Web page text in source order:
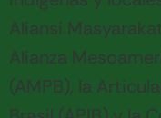
Aliansi
Alianza
(AMPB), la